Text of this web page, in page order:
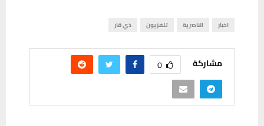
اخبار الناصرية تلفزيون ذي قار
مشاركة 0